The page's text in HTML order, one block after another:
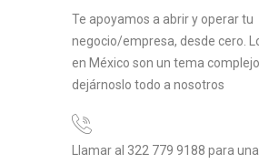
Te apoyamos a abrir y operar tu
negocio/empresa, desde cero.
en México son un tema
dejárnoslo todo a nosotros
Llamar al 322 779 9188 para